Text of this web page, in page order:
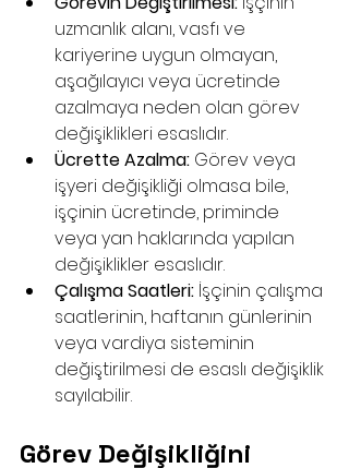
uzmanlık alanı, vasfı ve
kariyerine uygun olmayan,
aşağılayıcı veya ücretinde
azalmaya neden olan görev
değişiklikleri esaslıdır.
Ücrette Azalma: Görev veya
işyeri değişikliği olmasa bile,
işçinin ücretinde, priminde
veya yan haklarında yapılan
değişiklikler esaslıdır.
Çalışma Saatleri: İşçinin çalışma
saatlerinin, haftanın günlerinin
veya vardiya sisteminin
değiştirilmesi de esaslı değişiklik
sayılabilir.
Görev Değişikliğini